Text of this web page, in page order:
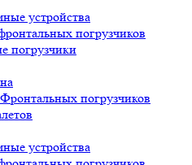
устройства
погрузчиков
погрузчики
погрузчиков
устройства